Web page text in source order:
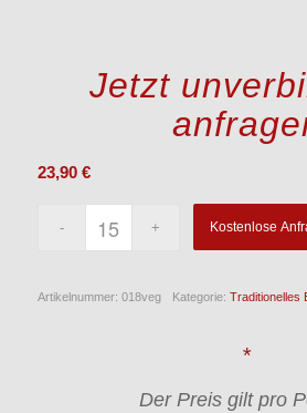
Jetzt
23,90 €
Kostenlose
Artikelnummer: 018veg Kategorie: Traditionelles
*
Der Preis gilt pro